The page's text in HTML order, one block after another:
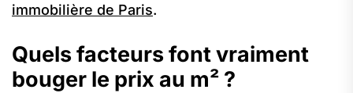
immobilière de Paris.
Quels facteurs font vraiment
bouger le prix au m² ?